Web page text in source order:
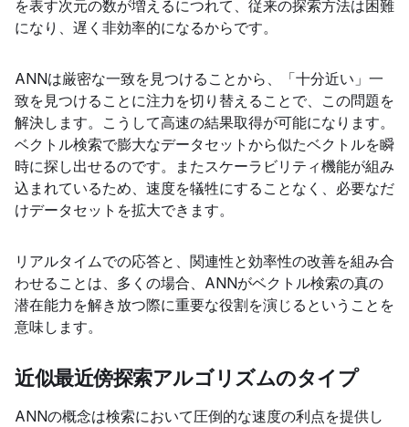
を表す次元の数が増えるにつれて、従来の探索方法は困難
になり、遅く非効率的になるからです。
ANNは厳密な一致を見つけることから、「十分近い」一
致を見つけることに注力を切り替えることで、この問題を
解決します。こうして高速の結果取得が可能になります。
ベクトル検索で膨大なデータセットから似たベクトルを瞬
時に探し出せるのです。またスケーラビリティ機能が組み
込まれているため、速度を犠牲にすることなく、必要なだ
けデータセットを拡大できます。
リアルタイムでの応答と、関連性と効率性の改善を組み合
わせることは、多くの場合、ANNがベクトル検索の真の
潜在能力を解き放つ際に重要な役割を演じるということを
意味します。
近似最近傍探索アルゴリズムのタイプ
ANNの概念は検索において圧倒的な速度の利点を提供し